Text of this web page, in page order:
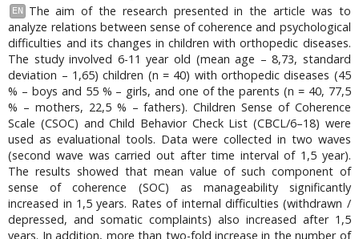
EN
The aim of the research presented in the article was to
analyze relations between sense of coherence and psychological
difficulties and its changes in children with orthopedic diseases.
The study involved 6-11 year old (mean age – 8,73, standard
deviation – 1,65) children (n = 40) with orthopedic diseases (45
% – boys and 55 % – girls, and one of the parents (n = 40, 77,5
% – mothers, 22,5 % – fathers). Children Sense of Coherence
Scale (CSOC) and Child Behavior Check List (CBCL/6–18) were
used as evaluational tools. Data were collected in two waves
(second wave was carried out after time interval of 1,5 year).
The results showed that mean value of such component of
sense of coherence (SOC) as manageability significantly
increased in 1,5 years. Rates of internal difficulties (withdrawn /
depressed, and somatic complaints) also increased after 1,5
years. In addition, more than two-fold increase in the number of